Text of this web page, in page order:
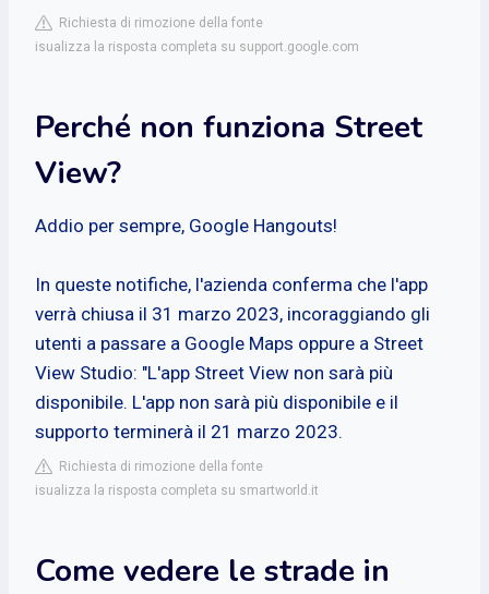
Richiesta di rimozione della fonte
isualizza la risposta completa su support.google.com
Perché non funziona Street
View?
Addio per sempre, Google Hangouts!
In queste notifiche, l'azienda conferma che l'app
verrà chiusa il 31 marzo 2023, incoraggiando gli
utenti a passare a Google Maps oppure a Street
View Studio: "L'app Street View non sarà più
disponibile. L'app non sarà più disponibile e il
supporto terminerà il 21 marzo 2023.
Richiesta di rimozione della fonte
isualizza la risposta completa su smartworld.it
Come vedere le strade in